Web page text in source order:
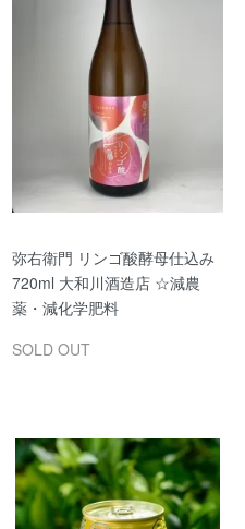
弥右衛門 リンゴ酸酵母仕込み
720ml 大和川酒造店 ☆減農
薬・減化学肥料
SOLD OUT